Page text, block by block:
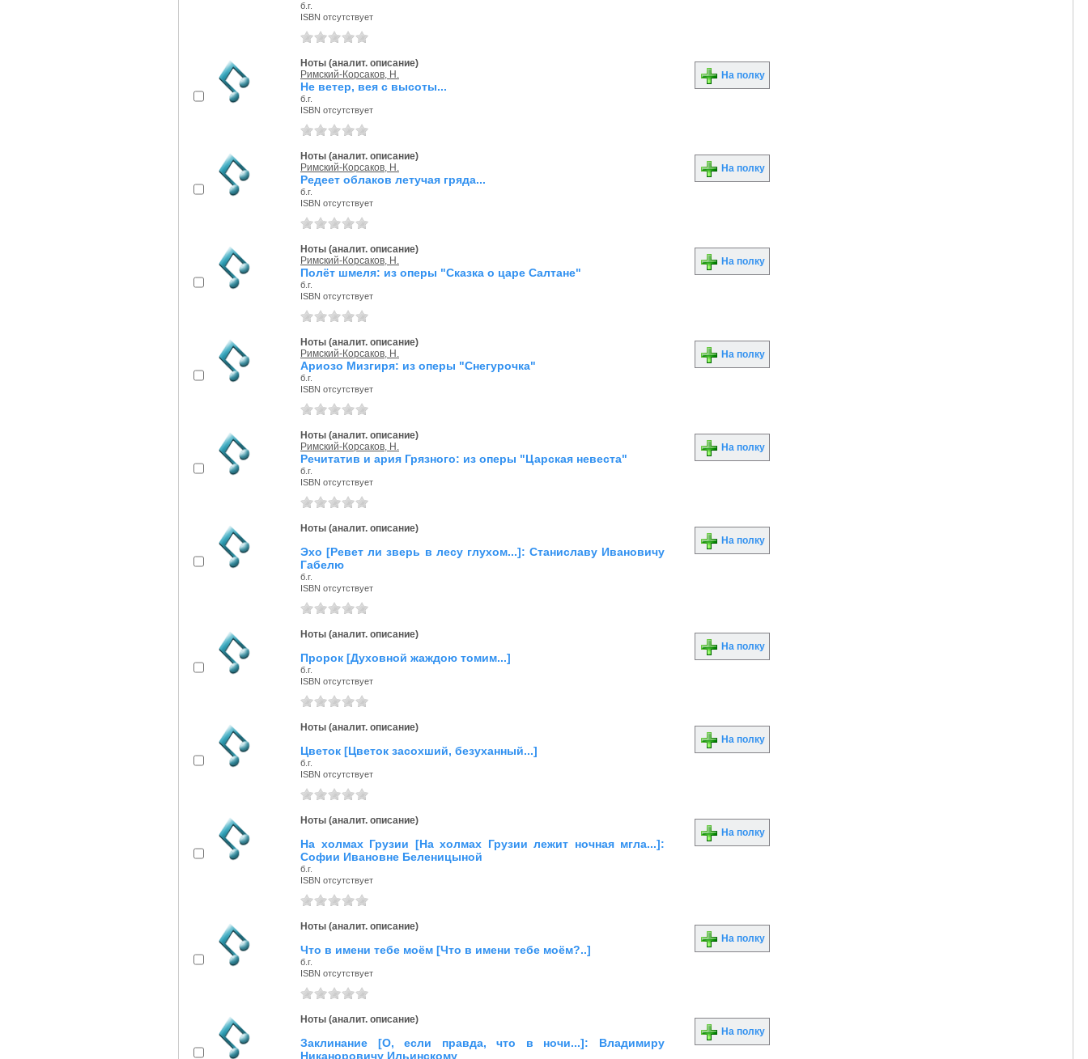
б.г.
ISBN отсутствует
Ноты (аналит. описание)
Римский-Корсаков, Н.
Не ветер, вея с высоты...
б.г.
ISBN отсутствует
На полку
Ноты (аналит. описание)
Римский-Корсаков, Н.
Редеет облаков летучая гряда...
б.г.
ISBN отсутствует
На полку
Ноты (аналит. описание)
Римский-Корсаков, Н.
Полёт шмеля: из оперы "Сказка о царе Салтане"
б.г.
ISBN отсутствует
На полку
Ноты (аналит. описание)
Римский-Корсаков, Н.
Ариозо Мизгиря: из оперы "Снегурочка"
б.г.
ISBN отсутствует
На полку
Ноты (аналит. описание)
Римский-Корсаков, Н.
Речитатив и ария Грязного: из оперы "Царская невеста"
б.г.
ISBN отсутствует
На полку
Ноты (аналит. описание)
Эхо [Ревет ли зверь в лесу глухом...]: Станиславу Ивановичу
Габелю
б.г.
ISBN отсутствует
На полку
Ноты (аналит. описание)
Пророк [Духовной жаждою томим...]
б.г.
ISBN отсутствует
На полку
Ноты (аналит. описание)
Цветок [Цветок засохший, безуханный...]
б.г.
ISBN отсутствует
На полку
Ноты (аналит. описание)
На холмах Грузии [На холмах Грузии лежит ночная мгла...]:
Софии Ивановне Беленицыной
б.г.
ISBN отсутствует
На полку
Ноты (аналит. описание)
Что в имени тебе моём [Что в имени тебе моём?..]
б.г.
ISBN отсутствует
На полку
Ноты (аналит. описание)
Заклинание [О, если правда, что в ночи...]: Владимиру
Никаноровичу Ильинскому
На полку